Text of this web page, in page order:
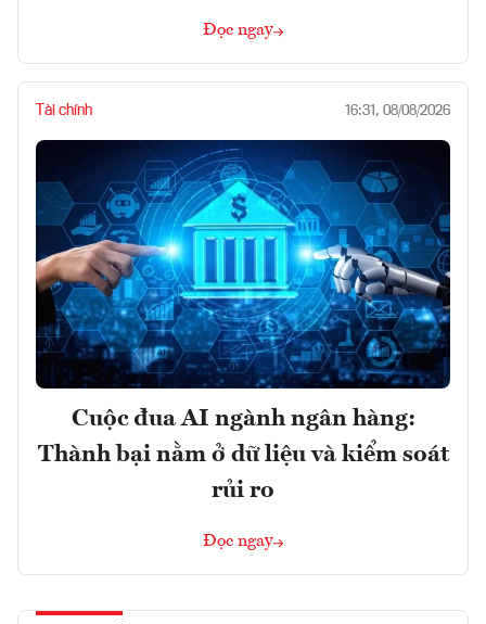
Đọc ngay
Tài chính 16:31, 08/08/2026
Cuộc đua AI ngành ngân hàng:
Thành bại nằm ở dữ liệu và kiểm soát
rủi ro
Đọc ngay